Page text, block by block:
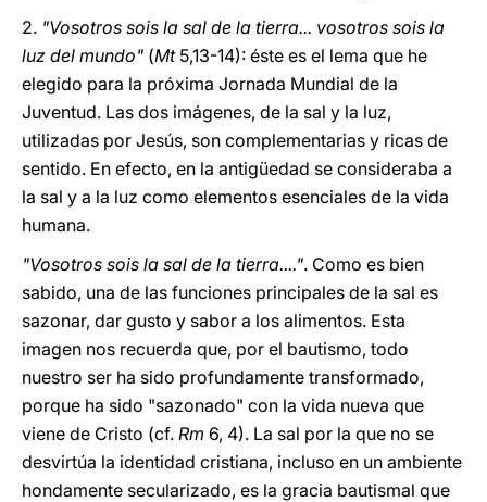
2. "Vosotros sois la sal de la tierra... vosotros sois la
luz del mundo" (Mt 5,13-14): éste es el lema que he
elegido para la próxima Jornada Mundial de la
Juventud. Las dos imágenes, de la sal y la luz,
utilizadas por Jesús, son complementarias y ricas de
sentido. En efecto, en la antigüedad se consideraba a
la sal y a la luz como elementos esenciales de la vida
humana.
"Vosotros sois la sal de la tierra....". Como es bien
sabido, una de las funciones principales de la sal es
sazonar, dar gusto y sabor a los alimentos. Esta
imagen nos recuerda que, por el bautismo, todo
nuestro ser ha sido profundamente transformado,
porque ha sido "sazonado" con la vida nueva que
viene de Cristo (cf. Rm 6, 4). La sal por la que no se
desvirtúa la identidad cristiana, incluso en un ambiente
hondamente secularizado, es la gracia bautismal que